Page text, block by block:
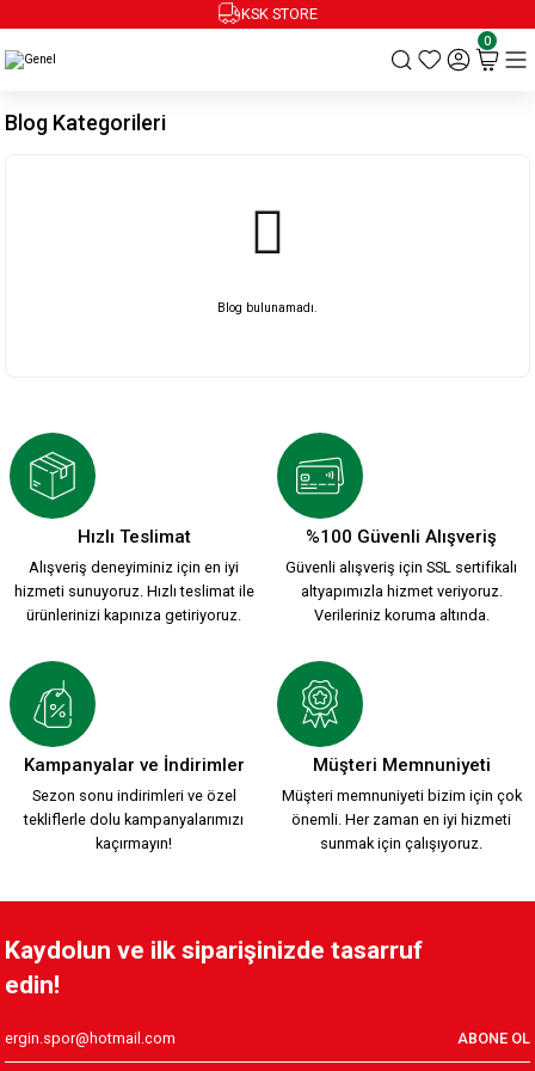
KSK STORE
0
Blog Kategorileri
Blog bulunamadı.
Hızlı Teslimat
Alışveriş deneyiminiz için en iyi
hizmeti sunuyoruz. Hızlı teslimat ile
ürünlerinizi kapınıza getiriyoruz.
%100 Güvenli Alışveriş
Güvenli alışveriş için SSL sertifikalı
altyapımızla hizmet veriyoruz.
Verileriniz koruma altında.
Kampanyalar ve İndirimler
Sezon sonu indirimleri ve özel
tekliflerle dolu kampanyalarımızı
kaçırmayın!
Müşteri Memnuniyeti
Müşteri memnuniyeti bizim için çok
önemli. Her zaman en iyi hizmeti
sunmak için çalışıyoruz.
Kaydolun ve ilk siparişinizde tasarruf
edin!
ABONE OL